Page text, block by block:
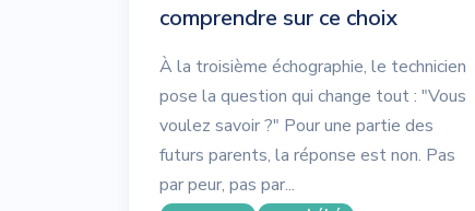
comprendre sur ce choix
À la troisième échographie, le technicien
pose la question qui change tout : "Vous
voulez savoir ?" Pour une partie des
futurs parents, la réponse est non. Pas
par peur, pas par...